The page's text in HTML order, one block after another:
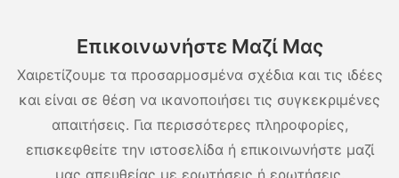
Επικοινωνήστε Μαζί Μας
Χαιρετίζουμε τα προσαρμοσμένα σχέδια και τις ιδέες
και είναι σε θέση να ικανοποιήσει τις συγκεκριμένες
απαιτήσεις. Για περισσότερες πληροφορίες,
επισκεφθείτε την ιστοσελίδα ή επικοινωνήστε μαζί
μας απευθείας με ερωτήσεις ή ερωτήσεις.